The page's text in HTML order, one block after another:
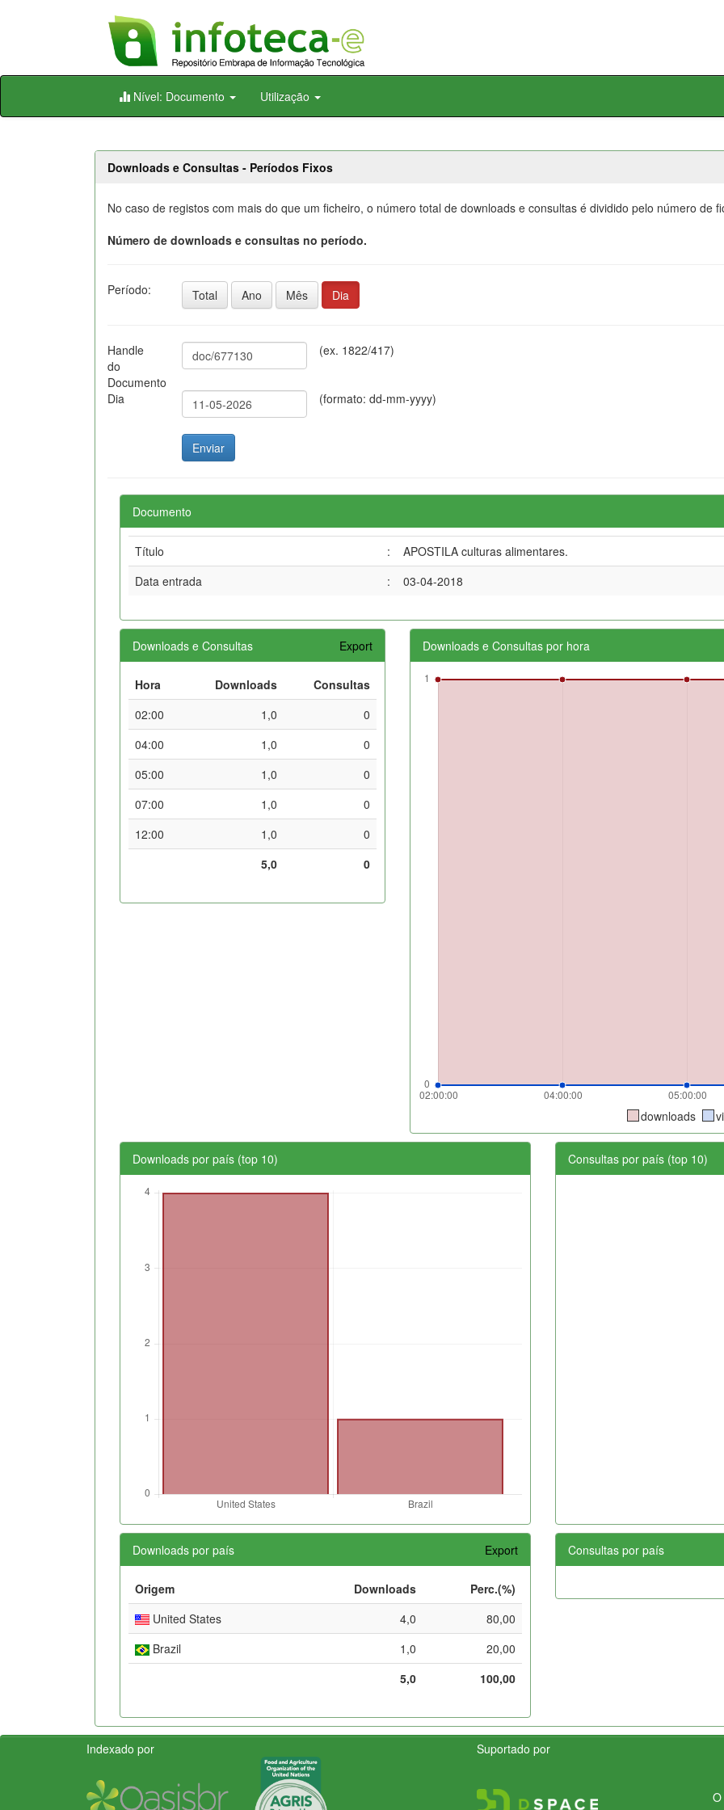
Skip
Nível: Documento Utilização
Downloads e Consultas - Períodos Fixos
No caso de registos com mais do que um ficheiro, o número total de downloads e consultas é dividido pelo número de
Número de downloads e consultas no período.
Período: Total Ano Mês Dia
Handle
do
Documento
(ex. 1822/417)
Dia (formato: dd-mm-yyyy)
Documento
Título :
APOSTILA culturas alimentares.
Data entrada
: 03-04-2018
Downloads e Consultas Export
Hora Downloads
Consultas
02:00
1,0
0
04:00
1,0
0
05:00
1,0
0
07:00
1,0
0
12:00
1,0
0
5,0
0
Downloads e Consultas por hora
downloads
Downloads por país (top 10) Consultas por país (top 10)
Downloads por país Export
Origem Downloads
Perc.(%)
United States
4,0
80,00
Brazil
1,0
20,00
5,0
100,00
Consultas por país
Indexado por Suportado por